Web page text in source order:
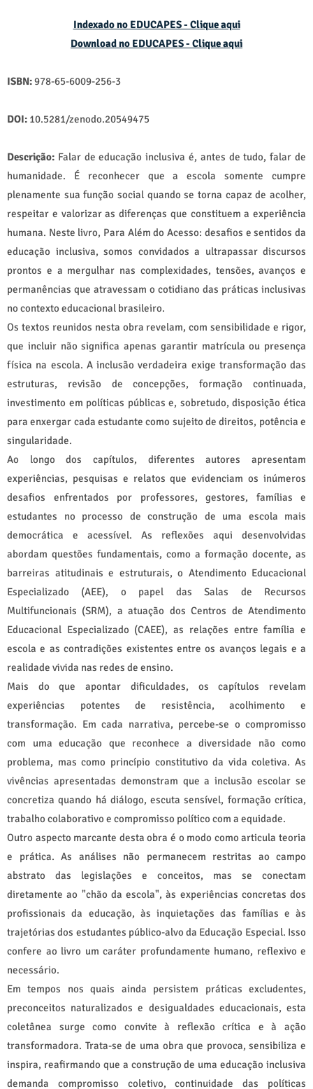
Indexado no EDUCAPES - Clique aqui
Download no EDUCAPES - Clique aqui
ISBN:978-65-6009-256-3
DOI: 10.5281/zenodo.20549475
Descrição: Falar de educação inclusiva é, antes de tudo, falar de
humanidade. É reconhecer que a escola somente cumpre
plenamente sua função social quando se torna capaz de acolher,
respeitar e valorizar as diferenças que constituem a experiência
humana. Neste livro, Para Além do Acesso: desafios e sentidos da
educação inclusiva, somos convidados a ultrapassar discursos
prontos e a mergulhar nas complexidades, tensões, avanços e
permanências que atravessam o cotidiano das práticas inclusivas
no contexto educacional brasileiro.
Os textos reunidos nesta obra revelam, com sensibilidade e rigor,
que incluir não significa apenas garantir matrícula ou presença
física na escola. A inclusão verdadeira exige transformação das
estruturas, revisão de concepções, formação continuada,
investimento em políticas públicas e, sobretudo, disposição ética
para enxergar cada estudante como sujeito de direitos, potência e
singularidade.
Ao longo dos capítulos, diferentes autores apresentam
experiências, pesquisas e relatos que evidenciam os inúmeros
desafios enfrentados por professores, gestores, famílias e
estudantes no processo de construção de uma escola mais
democrática e acessível. As reflexões aqui desenvolvidas
abordam questões fundamentais, como a formação docente, as
barreiras atitudinais e estruturais, o Atendimento Educacional
Especializado (AEE), o papel das Salas de Recursos
Multifuncionais (SRM), a atuação dos Centros de Atendimento
Educacional Especializado (CAEE), as relações entre família e
escola e as contradições existentes entre os avanços legais e a
realidade vivida nas redes de ensino.
Mais do que apontar dificuldades, os capítulos revelam
experiências potentes de resistência, acolhimento e
transformação. Em cada narrativa, percebe-se o compromisso
com uma educação que reconhece a diversidade não como
problema, mas como princípio constitutivo da vida coletiva. As
vivências apresentadas demonstram que a inclusão escolar se
concretiza quando há diálogo, escuta sensível, formação crítica,
trabalho colaborativo e compromisso político com a equidade.
Outro aspecto marcante desta obra é o modo como articula teoria
e prática. As análises não permanecem restritas ao campo
abstrato das legislações e conceitos, mas se conectam
diretamente ao "chão da escola", às experiências concretas dos
profissionais da educação, às inquietações das famílias e às
trajetórias dos estudantes público-alvo da Educação Especial. Isso
confere ao livro um caráter profundamente humano, reflexivo e
necessário.
Em tempos nos quais ainda persistem práticas excludentes,
preconceitos naturalizados e desigualdades educacionais, esta
coletânea surge como convite à reflexão crítica e à ação
transformadora. Trata-se de uma obra que provoca, sensibiliza e
inspira, reafirmando que a construção de uma educação inclusiva
demanda compromisso coletivo, continuidade das políticas